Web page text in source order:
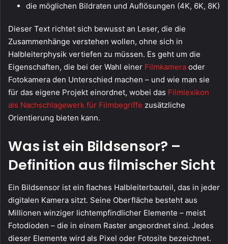
die möglichen Bildraten und Auflösungen (4K, 6K, 8K)
Dieser Text richtet sich bewusst an Leser, die die
Zusammenhänge verstehen wollen, ohne sich in
Halbleiterphysik vertiefen zu müssen. Es geht um die
Eigenschaften, die bei der Wahl einer Filmkamera oder
Fotokamera den Unterschied machen – und wie man sie
für das eigene Projekt einordnet, wobei das Filmlexikon
als Nachschlagewerk für Filmbegriffe zusätzliche
Orientierung bieten kann.
Was ist ein Bildsensor? –
Definition aus filmischer Sicht
Ein Bildsensor ist ein flaches Halbleiterbauteil, das in jeder
digitalen Kamera sitzt. Seine Oberfläche besteht aus
Millionen winziger lichtempfindlicher Elemente – meist
Fotodioden – die in einem Raster angeordnet sind. Jedes
dieser Elemente wird als Pixel oder Fotosite bezeichnet.